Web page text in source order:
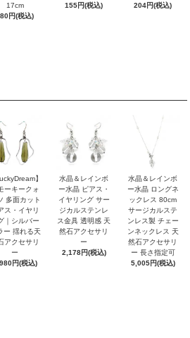
17cm
円(税込)
155円(税込)
204円(税込)
】
ーキークォ
多面カット
ス・イヤリ
｜シルバー
ー 揺れる天
アクセサリ
ー
円(税込)
水晶＆レインボ
ー水晶 ピアス・
イヤリング サー
ジカルステンレ
ス金具 透明感 天
然石アクセサリ
ー
2,178円(税込)
水晶＆レインボ
ー水晶 ロングネ
ックレス 80cm
サージカルステ
ンレス製 チェー
ンネックレス 天
然石アクセサリ
ー 長さ指定可
5,005円(税込)